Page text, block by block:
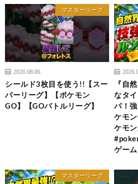
マスターリーグ
2026.08.06
シールド3枚目を使う!!【スー
パーリーグ】【ポケモン
GO】【GOバトルリーグ】
『自
なタ
パ！
ケモ
ケモ
ゲーム
マスターリーグ